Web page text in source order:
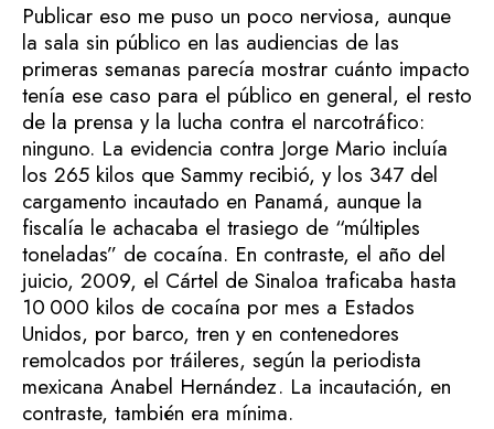
Publicar eso me puso un poco nerviosa, aunque
la sala sin público en las audiencias de las
primeras semanas parecía mostrar cuánto impacto
tenía ese caso para el público en general, el resto
de la prensa y la lucha contra el narcotráfico:
ninguno. La evidencia contra Jorge Mario incluía
los 265 kilos que Sammy recibió, y los 347 del
cargamento incautado en Panamá, aunque la
fiscalía le achacaba el trasiego de “múltiples
toneladas” de cocaína. En contraste, el año del
juicio, 2009, el Cártel de Sinaloa traficaba hasta
10 000 kilos de cocaína por mes a Estados
Unidos, por barco, tren y en contenedores
remolcados por tráileres, según la periodista
mexicana Anabel Hernández. La incautación, en
contraste, también era mínima.